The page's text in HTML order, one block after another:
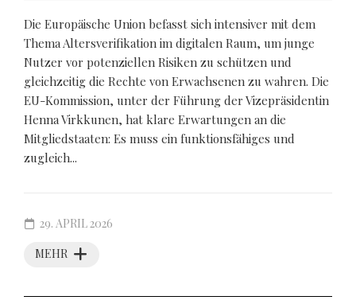
Die Europäische Union befasst sich intensiver mit dem
Thema Altersverifikation im digitalen Raum, um junge
Nutzer vor potenziellen Risiken zu schützen und
gleichzeitig die Rechte von Erwachsenen zu wahren. Die
EU-Kommission, unter der Führung der Vizepräsidentin
Henna Virkkunen, hat klare Erwartungen an die
Mitgliedstaaten: Es muss ein funktionsfähiges und
zugleich...
MEHR
29. APRIL 2026